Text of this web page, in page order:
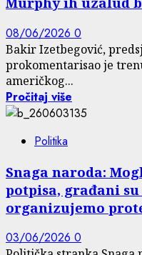
08/06/2026 0
Bakir Izetbegović,
prokomentarisao je
američkog...
Pročitaj više
Politika
Snaga naroda:
potpisa, građani
organizujemo
03/06/2026 0